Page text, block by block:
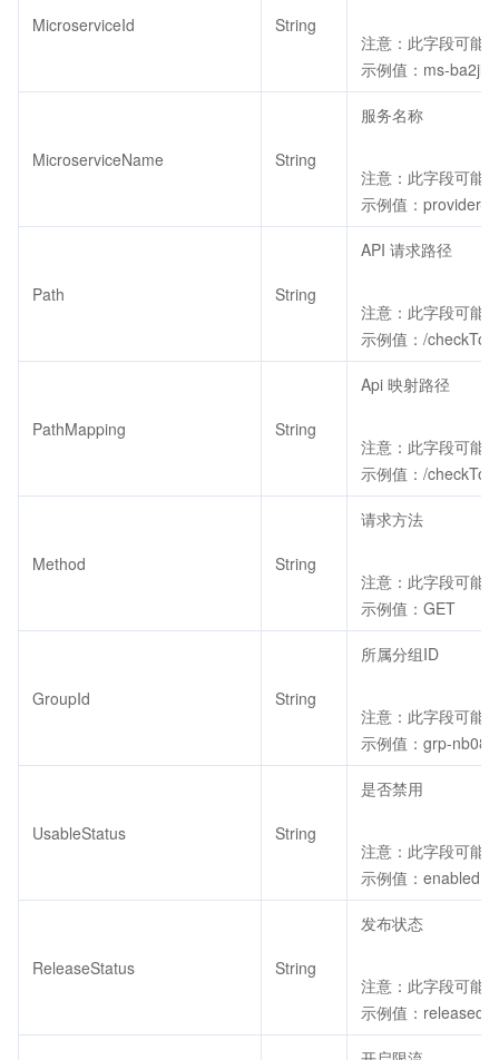
MicroserviceId String
注意：此字段可能
示例值：ms-
MicroserviceName String
服务名称
注意：此字段可能
示例值：provider-
Path String
API 请求路径
注意：此字段可能
示例值：/
PathMapping String
Api 映射路径
注意：此字段可能
示例值：/
Method String
请求方法
注意：此字段可能
示例值：GET
GroupId String
所属分组ID
注意：此字段可能
示例值：grp-
UsableStatus String
是否禁用
注意：此字段可能
示例值：enabled
ReleaseStatus String
发布状态
注意：此字段可能
示例值：released